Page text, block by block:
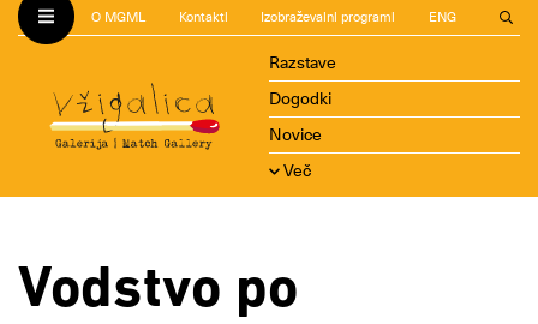
O MGML Kontakti Izobraževalni programi ENG
Razstave
Dogodki
Novice
Več
Vodstvo po